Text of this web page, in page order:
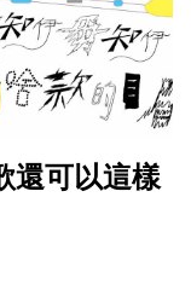
還可以這樣